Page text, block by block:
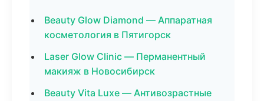
Beauty Glow Diamond — Аппаратная
косметология в Пятигорск
Laser Glow Clinic — Перманентный
макияж в Новосибирск
Beauty Vita Luxe — Антивозрастные